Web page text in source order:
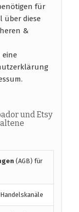
für
über diese
&
eine
und Etsy
(AGB) für